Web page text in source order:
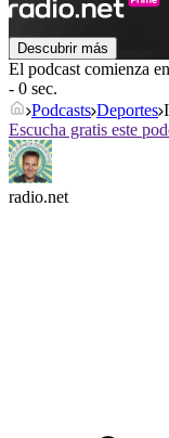
Descubrir más
El podcast comienza en
- 0 sec.
Podcasts Deportes
Escucha gratis este
radio.net